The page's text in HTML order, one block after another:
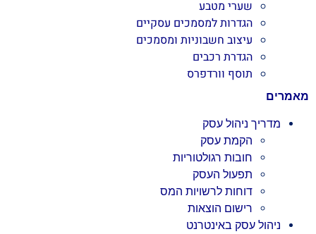
שערי מטבע
הגדרות למסמכים עסקיים
עיצוב חשבוניות ומסמכים
הגדרת רכבים
תוסף וורדפרס
מאמרים
מדריך ניהול עסק
הקמת עסק
חובות רגולטוריות
תפעול העסק
דוחות לרשויות המס
רישום הוצאות
ניהול עסק באינטרנט